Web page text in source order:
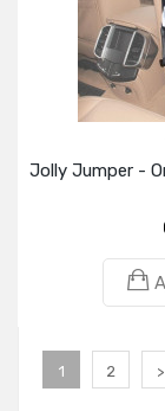
Jolly Jumper -
1 2 >